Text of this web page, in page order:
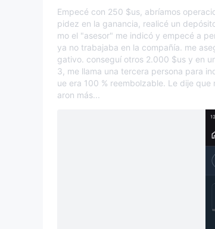
Empecé con 250 $us, abríamos
pidez en la ganancia, realicé un
mo el "asesor" me indicó y empecé a
ya no trabajaba en la compañía. me
gativo. conseguí otros 2.000 $us y en
3, me llama una tercera persona para
ue era 100 % reembolzable. Le dije
aron más...